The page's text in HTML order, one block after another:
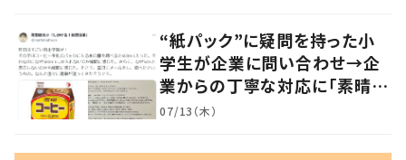
“紙パック”に疑問を持った小
学生が企業に問い合わせ→企
業からの丁寧な対応に「素晴ら
しい」の声
07/13（木）